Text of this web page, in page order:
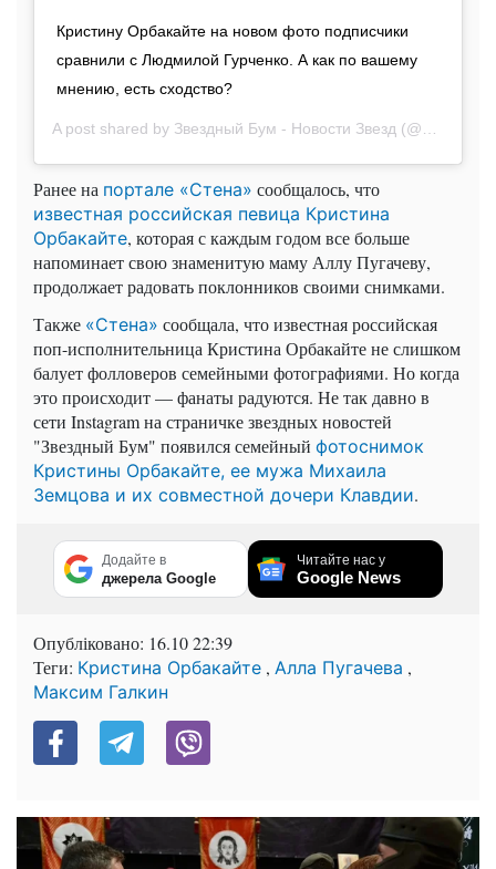
Кристину Орбакайте на новом фото подписчики
сравнили с Людмилой Гурченко. А как по вашему
мнению, есть сходство?
A post shared by Звездный Бум - Новости Звезд (@zvezdniy_boom) on
Ранее на портале «Стена» сообщалось, что
известная российская певица Кристина
Орбакайте, которая с каждым годом все больше
напоминает свою знаменитую маму Аллу Пугачеву,
продолжает радовать поклонников своими снимками.
Также «Стена» сообщала, что известная российская
поп-исполнительница Кристина Орбакайте не слишком
балует фолловеров семейными фотографиями. Но когда
это происходит — фанаты радуются. Не так давно в
сети Instagram на страничке звездных новостей
"Звездный Бум" появился семейный фотоснимок
Кристины Орбакайте, ее мужа Михаила
Земцова и их совместной дочери Клавдии.
Додайте в
джерела Google
Читайте нас у
Google News
Опубліковано: 16.10 22:39
Теги: Кристина Орбакайте , Алла Пугачева ,
Максим Галкин